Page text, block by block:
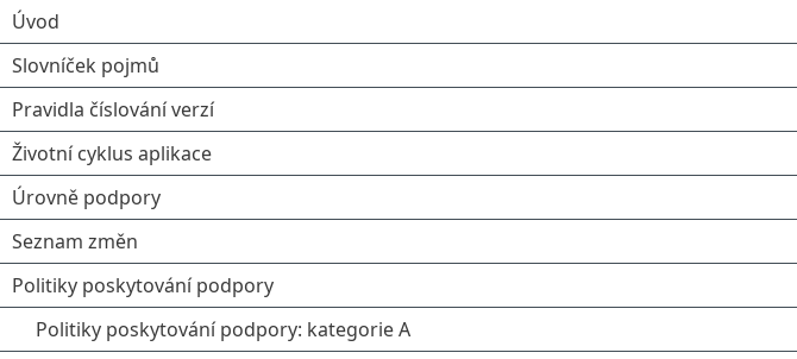
Úvod
Slovníček pojmů
Pravidla číslování verzí
Životní cyklus aplikace
Úrovně podpory
Seznam změn
Politiky poskytování podpory
Politiky poskytování podpory: kategorie A